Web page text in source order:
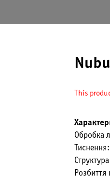
This
Обробка
Розбиття